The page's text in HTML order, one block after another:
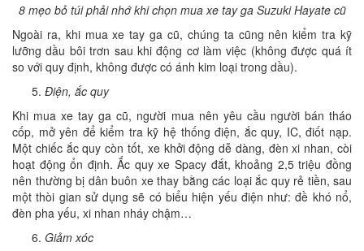
8 mẹo bỏ túi phải nhớ khi chọn mua xe tay ga Suzuki Hayate cũ
Ngoài ra, khi mua xe tay ga cũ, chúng ta cũng nên kiểm tra kỹ
lưỡng dầu bôi trơn sau khi động cơ làm việc (không được quá ít
so với quy định, không được có ánh kim loại trong dầu).
Điện, ắc quy
Khi mua xe tay ga cũ, người mua nên yêu cầu người bán tháo
cốp, mở yên để kiểm tra kỹ hệ thống điện, ắc quy, IC, điốt nạp.
Một chiếc ắc quy còn tốt, xe khởi động dễ dàng, đèn xi nhan, còi
hoạt động ổn định. Ắc quy xe Spacy đắt, khoảng 2,5 triệu đồng
nên thường bị dân buôn xe thay bằng các loại ắc quy rẻ tiền, sau
một thòi gian sử dụng sẽ có biểu hiện yếu điện như: đề khó nổ,
đèn pha yếu, xi nhan nháy chậm…
Giảm xóc